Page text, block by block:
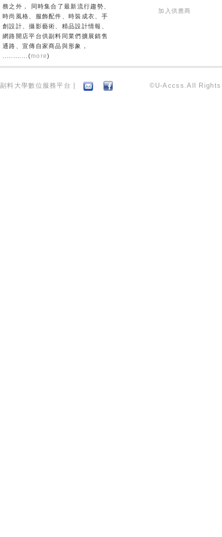
務之外， 同時集合了最新流行趨勢、
時尚風格、服飾配件、時裝成衣、手
創設計、攝影藝術、精品設計情報、
網路開店平台供副料同業們擴展銷售
通路、宣傳自家商品與形象，
............(more)
加入供應商
副料大學數位服務平台 | ©U-Accss.All Rights